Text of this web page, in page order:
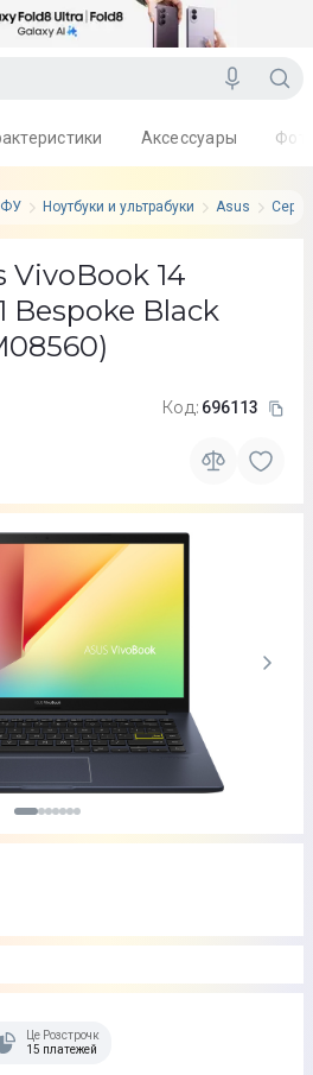
Ноутбуки и ультрабуки Asus
Аксессуары
VivoBook 14
Bespoke Black
Код: 696113
Це Розстрочка
15 платежей